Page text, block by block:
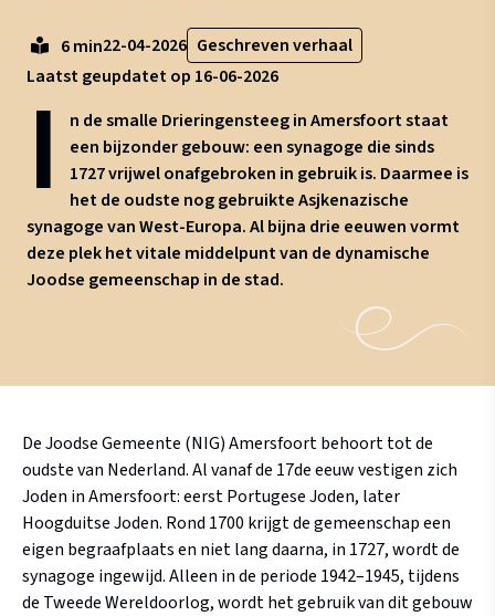
6 min22-04-2026 Geschreven verhaal
Laatst geupdatet op 16-06-2026
I
n de smalle Drieringensteeg in Amersfoort staat
een bijzonder gebouw: een synagoge die sinds
1727 vrijwel onafgebroken in gebruik is. Daarmee is
het de oudste nog gebruikte Asjkenazische
synagoge van West-Europa. Al bijna drie eeuwen vormt
deze plek het vitale middelpunt van de dynamische
Joodse gemeenschap in de stad.
De Joodse Gemeente (NIG) Amersfoort behoort tot de
oudste van Nederland. Al vanaf de 17de eeuw vestigen zich
Joden in Amersfoort: eerst Portugese Joden, later
Hoogduitse Joden. Rond 1700 krijgt de gemeenschap een
eigen begraafplaats en niet lang daarna, in 1727, wordt de
synagoge ingewijd. Alleen in de periode 1942–1945, tijdens
de Tweede Wereldoorlog, wordt het gebruik van dit gebouw